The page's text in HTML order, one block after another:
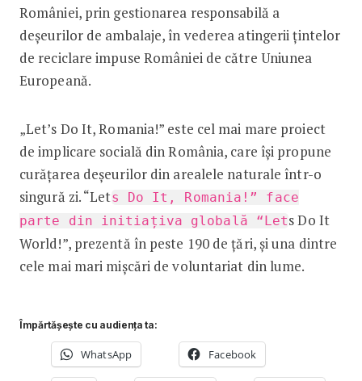
României, prin gestionarea responsabilă a
deșeurilor de ambalaje, în vederea atingerii țintelor
de reciclare impuse României de către Uniunea
Europeană.
„Let’s Do It, Romania!” este cel mai mare proiect
de implicare socială din România, care își propune
curățarea deșeurilor din arealele naturale într-o
singură zi. “Lets Do It, Romania!” face
parte din initiațiva globală “Lets Do It
World!”, prezentă în peste 190 de țări, și una dintre
cele mai mari mișcări de voluntariat din lume.
Împărtășește cu audiența ta:
WhatsApp Facebook